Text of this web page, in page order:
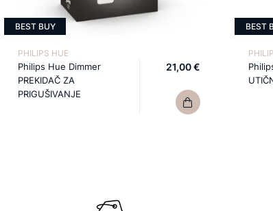
BEST BUY
PHILIPS HUE
Philips Hue Dimmer
PREKIDAČ ZA
PRIGUŠIVANJE
21,00 €
BEST